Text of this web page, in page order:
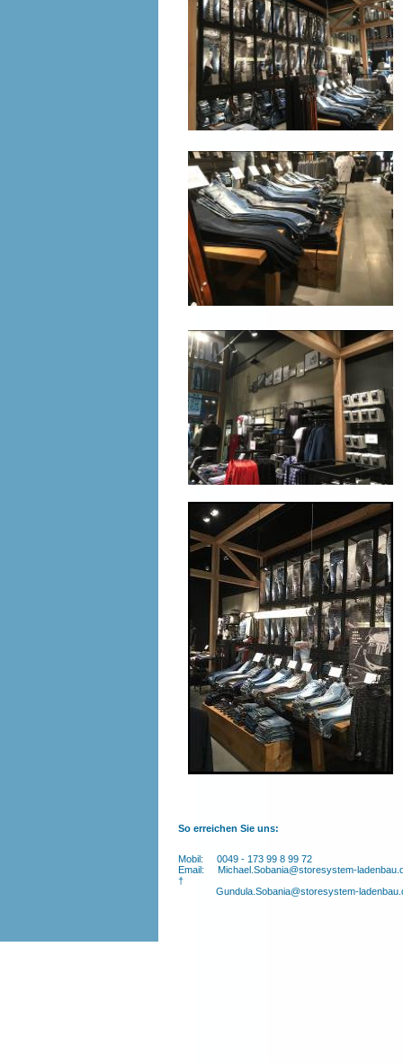
So erreichen Sie uns:
Mobil: 0049 - 173 99 8 99 72
Email: Michael.Sobania@storesystem-
†
Gundula.Sobania@storesystem-